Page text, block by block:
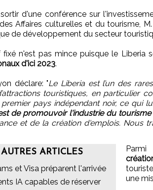
d'une conférence sur
Affaires culturelles et du tourisme,
de développement du secteur
fixé n'est pas mince puisque le Liberia
d'ici 2023.
déclare: "Le Liberia est l’un des
touristiques, en particulier
pays indépendant noir, ce qui
de promouvoir l'industrie du tourisme
et de la création d'emplois. Nous
AUTRES ARTICLES
et Visa préparent l'arrivée
IA capables de réserver
une